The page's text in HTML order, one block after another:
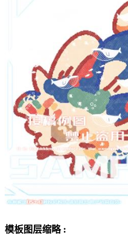
模板图层缩略 :